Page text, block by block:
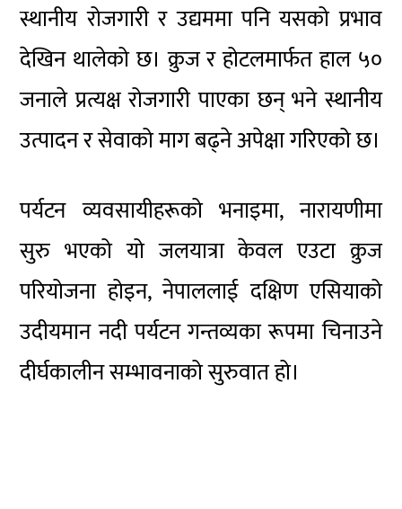
स्थानीय रोजगारी र उद्यममा पनि यसको प्रभाव
देखिन थालेको छ। क्रुज र होटलमार्फत हाल ५०
जनाले प्रत्यक्ष रोजगारी पाएका छन् भने स्थानीय
उत्पादन र सेवाको माग बढ्ने अपेक्षा गरिएको छ।
पर्यटन व्यवसायीहरूको भनाइमा, नारायणीमा
सुरु भएको यो जलयात्रा केवल एउटा क्रुज
परियोजना होइन, नेपाललाई दक्षिण एसियाको
उदीयमान नदी पर्यटन गन्तव्यका रूपमा चिनाउने
दीर्घकालीन सम्भावनाको सुरुवात हो।